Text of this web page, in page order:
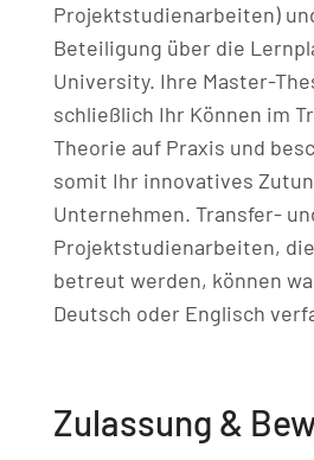
Projektstudienarbeiten)
Beteiligung über die
University. Ihre Master-
schließlich Ihr Können im
Theorie auf Praxis und
somit Ihr innovatives
Unternehmen. Transfer-
Projektstudienarbeiten,
betreut werden, können
Deutsch oder Englisch
Zulassung &